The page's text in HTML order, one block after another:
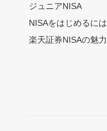
ジュニアNISA
NISAをはじめるには
楽天証券NISAの魅力